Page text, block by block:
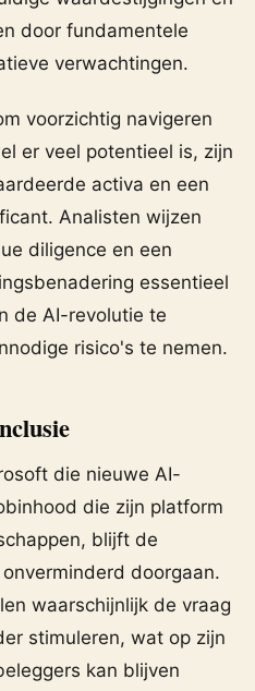
door fundamentele
verwachtingen.
voorzichtig navigeren
er veel potentieel is, zijn
activa en een
Analisten wijzen
diligence en een
essentieel
de AI-revolutie te
risico's te nemen.
die nieuwe AI-
die zijn platform
blijft de
doorgaan.
waarschijnlijk de vraag
stimuleren, wat op zijn
kan blijven